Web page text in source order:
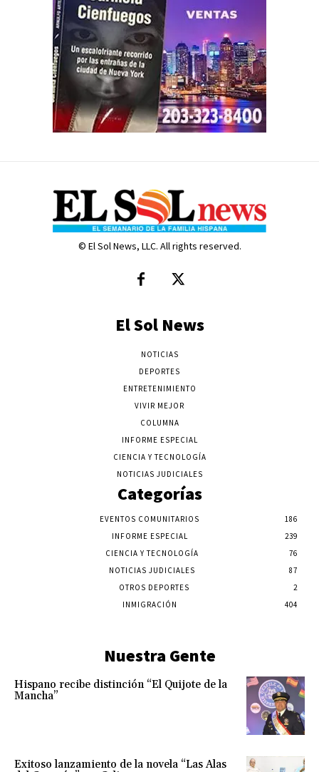
© El Sol News, LLC. All rights reserved.
El Sol News
NOTICIAS
DEPORTES
ENTRETENIMIENTO
VIVIR MEJOR
COLUMNA
INFORME ESPECIAL
CIENCIA Y TECNOLOGÍA
NOTICIAS JUDICIALES
Categorías
EVENTOS COMUNITARIOS
186
INFORME ESPECIAL
239
CIENCIA Y TECNOLOGÍA
76
NOTICIAS JUDICIALES
87
OTROS DEPORTES
2
INMIGRACIÓN
404
Nuestra Gente
Hispano recibe distinción “El Quijote de la
Mancha”
Exitoso lanzamiento de la novela “Las Alas